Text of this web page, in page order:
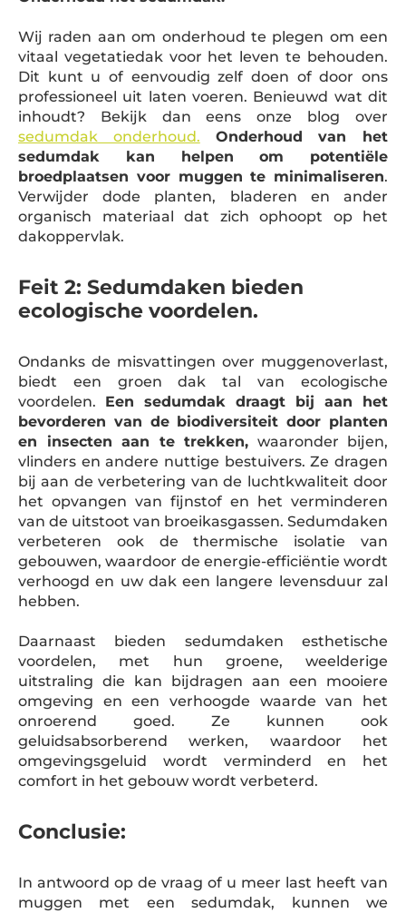
Wij raden aan om onderhoud te plegen om een
vitaal vegetatiedak voor het leven te behouden.
Dit kunt u of eenvoudig zelf doen of door ons
professioneel uit laten voeren. Benieuwd wat dit
inhoudt? Bekijk dan eens onze blog over
sedumdak onderhoud.
Onderhoud van het
sedumdak kan helpen om potentiële
broedplaatsen voor muggen te minimaliseren.
Verwijder dode planten, bladeren en ander
organisch materiaal dat zich ophoopt op het
dakoppervlak.
Feit 2: Sedumdaken bieden
ecologische voordelen.
Ondanks de misvattingen over muggenoverlast,
biedt een groen dak tal van ecologische
voordelen. Een sedumdak draagt bij aan het
bevorderen van de biodiversiteit door planten
en insecten aan te trekken, waaronder bijen,
vlinders en andere nuttige bestuivers. Ze dragen
bij aan de verbetering van de luchtkwaliteit door
het opvangen van fijnstof en het verminderen
van de uitstoot van broeikasgassen. Sedumdaken
verbeteren ook de thermische isolatie van
gebouwen, waardoor de energie-efficiëntie wordt
verhoogd en uw dak een langere levensduur zal
hebben.
Daarnaast bieden sedumdaken esthetische
voordelen, met hun groene, weelderige
uitstraling die kan bijdragen aan een mooiere
omgeving en een verhoogde waarde van het
onroerend goed. Ze kunnen ook
geluidsabsorberend werken, waardoor het
omgevingsgeluid wordt verminderd en het
comfort in het gebouw wordt verbeterd.
Conclusie:
In antwoord op de vraag of u meer last heeft van
muggen met een sedumdak, kunnen we